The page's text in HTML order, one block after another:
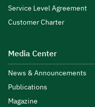
Service Level Agreement
Customer Charter
Media Center
News & Announcements
Publications
Magazine